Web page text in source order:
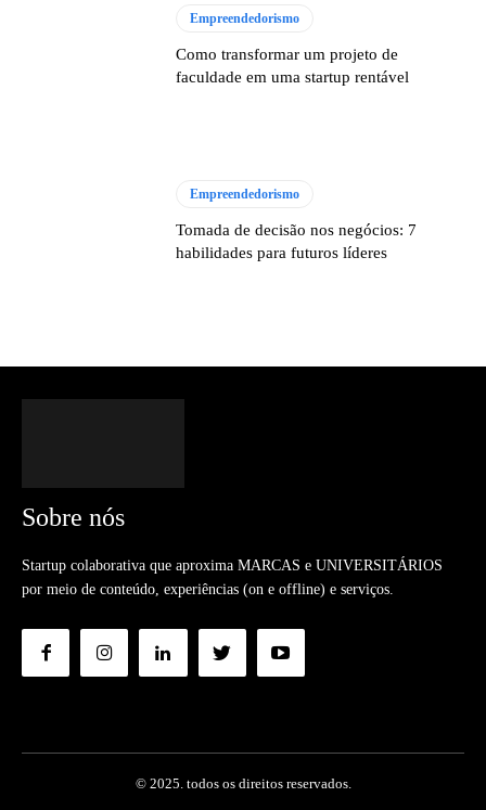
Empreendedorismo
Como transformar um projeto de
faculdade em uma startup rentável
Empreendedorismo
Tomada de decisão nos negócios: 7
habilidades para futuros líderes
Sobre nós
Startup colaborativa que aproxima MARCAS e UNIVERSITÁRIOS
por meio de conteúdo, experiências (on e offline) e serviços.
© 2025. todos os direitos reservados.